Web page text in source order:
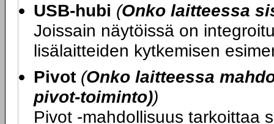
USB-hubi (Onko laitteessa
Joissain näytöissä on
lisälaitteiden kytkemisen
Pivot (Onko laitteessa
pivot-toiminto))
Pivot -mahdollisuus tarkoittaa